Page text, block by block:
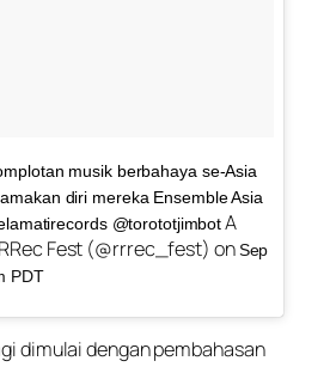
musik berbahaya se-Asia
diri mereka Ensemble Asia
@torototjimbotA
Fest (@rrrec_fest) onSep
PDT
dimulai dengan pembahasan